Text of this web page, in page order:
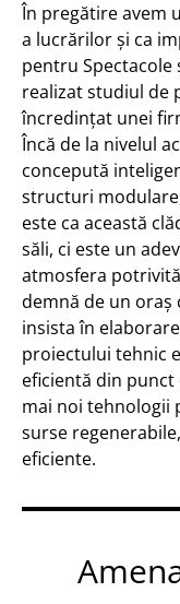
În pregătire avem
a lucrărilor și ca
pentru Spectacole
realizat studiul de
încredințat unei
Încă de la nivelul
concepută
structuri
este ca această
săli, ci este un
atmosfera
demnă de un oraș
insista în
proiectului tehnic
eficientă din punct
mai noi tehnologii
surse
eficiente.